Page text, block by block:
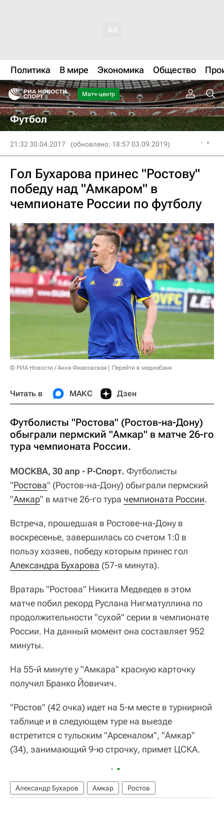
Политика В мире Экономика Общество
Матч-центр
Футбол
21:32 30.04.2017 (обновлено: 18:57 03.09.2019)
Гол Бухарова принес "Ростову"
победу над "Амкаром" в
чемпионате России по футболу
© РИА Новости / Анна Фиаловская Перейти в медиабанк
Читать в МАКС Дзен
Футболисты "Ростова" (Ростов-на-Дону)
обыграли пермский "Амкар" в матче 26-го
тура чемпионата России.
МОСКВА, 30 апр - Р-Спорт. Футболисты
"Ростова" (Ростов-на-Дону) обыграли пермский
"Амкар" в матче 26-го тура чемпионата России.
Встреча, прошедшая в Ростове-на-Дону в
воскресенье, завершилась со счетом 1:0 в
пользу хозяев, победу которым принес гол
Александра Бухарова (57-я минута).
Вратарь "Ростова" Никита Медведев в этом
матче побил рекорд Руслана Нигматуллина по
продолжительности "сухой" серии в чемпионате
России. На данный момент она составляет 952
минуты.
На 55-й минуте у "Амкара" красную карточку
получил Бранко Йовичич.
"Ростов" (42 очка) идет на 5-м месте в турнирной
таблице и в следующем туре на выезде
встретится с тульским "Арсеналом", "Амкар"
(34), занимающий 9-ю строчку, примет ЦСКА.
Александр Бухаров Амкар Ростов